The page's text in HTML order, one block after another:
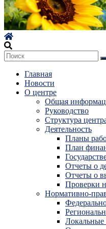
Главная
Новости
О центре
Общая
Руководство
Структура
Деятельность
Планы
План
Отчеты о
Отчеты о
Проверки
Нормативно-
Локальные